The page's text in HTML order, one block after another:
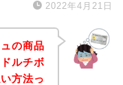
2022年4月21日
の商品
ルチボ
方法っ